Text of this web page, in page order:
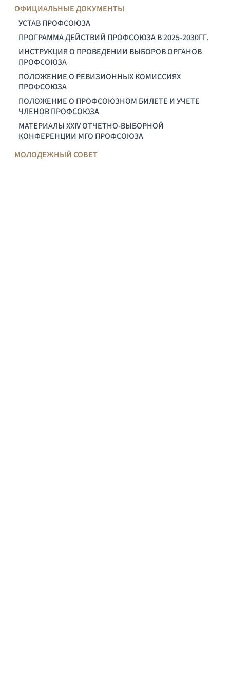
ОФИЦИАЛЬНЫЕ ДОКУМЕНТЫ
УСТАВ ПРОФСОЮЗА
ПРОГРАММА ДЕЙСТВИЙ ПРОФСОЮЗА В 2025-2030ГГ.
ИНСТРУКЦИЯ О ПРОВЕДЕНИИ ВЫБОРОВ ОРГАНОВ
ПРОФСОЮЗА
ПОЛОЖЕНИЕ О РЕВИЗИОННЫХ КОМИССИЯХ
ПРОФСОЮЗА
ПОЛОЖЕНИЕ О ПРОФСОЮЗНОМ БИЛЕТЕ И УЧЕТЕ
ЧЛЕНОВ ПРОФСОЮЗА
МАТЕРИАЛЫ XXIV ОТЧЕТНО-ВЫБОРНОЙ
КОНФЕРЕНЦИИ МГО ПРОФСОЮЗА
МОЛОДЕЖНЫЙ СОВЕТ